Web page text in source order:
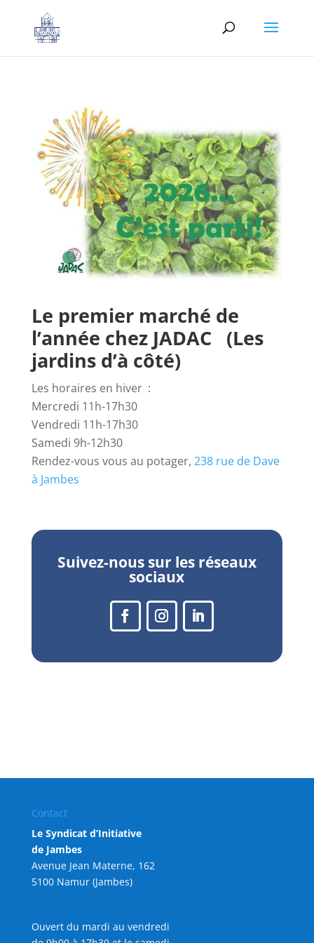
Le premier marché de
l’année chez JADAC (Les
jardins d’à côté)
Les horaires en hiver :
Mercredi 11h-17h30
Vendredi 11h-17h30
Samedi 9h-12h30
Rendez-vous vous au potager, 238 rue de Dave
à Jambes
Suivez-nous sur les réseaux
sociaux
Contact
Le Syndicat d’Initiative
de Jambes
Avenue Jean Materne, 162
5100 Namur (Jambes)
Ouvert du mardi au vendredi